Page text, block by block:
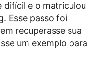
difícil e o matriculou
Esse passo foi
recuperasse sua
um exemplo para